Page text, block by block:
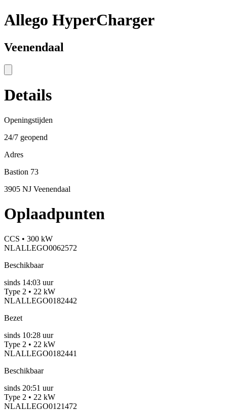
Allego HyperCharger
Veenendaal
Details
Openingstijden
24/7 geopend
Adres
Bastion 73
3905 NJ Veenendaal
Oplaadpunten
CCS • 300 kW
NLALLEGO0062572
Beschikbaar
sinds 14:03 uur
Type 2 • 22 kW
NLALLEGO0182442
Bezet
sinds 10:28 uur
Type 2 • 22 kW
NLALLEGO0182441
Beschikbaar
sinds 20:51 uur
Type 2 • 22 kW
NLALLEGO0121472